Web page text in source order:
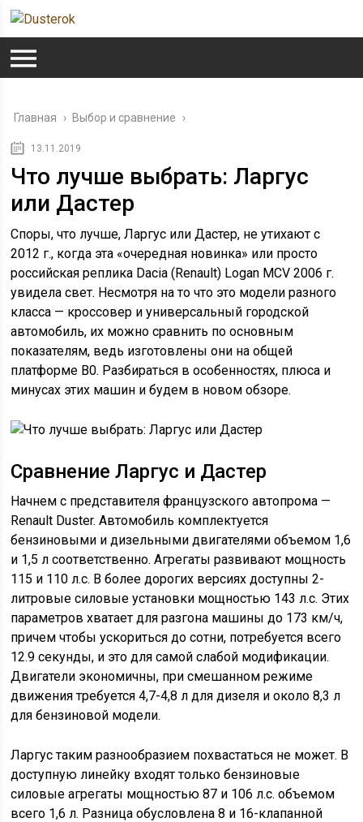
Главная › Выбор и сравнение ›
13.11.2019
Что лучше выбрать: Ларгус
или Дастер
Споры, что лучше, Ларгус или Дастер, не утихают с
2012 г., когда эта «очередная новинка» или просто
российская реплика Dacia (Renault) Logan MCV 2006 г.
увидела свет. Несмотря на то что это модели разного
класса — кроссовер и универсальный городской
автомобиль, их можно сравнить по основным
показателям, ведь изготовлены они на общей
платформе В0. Разбираться в особенностях, плюса и
минусах этих машин и будем в новом обзоре.
Сравнение Ларгус и Дастер
Начнем с представителя французского автопрома —
Renault Duster. Автомобиль комплектуется
бензиновыми и дизельными двигателями объемом 1,6
и 1,5 л соответственно. Агрегаты развивают мощность
115 и 110 л.с. В более дорогих версиях доступны 2-
литровые силовые установки мощностью 143 л.с. Этих
параметров хватает для разгона машины до 173 км/ч,
причем чтобы ускориться до сотни, потребуется всего
12.9 секунды, и это для самой слабой модификации.
Двигатели экономичны, при смешанном режиме
движения требуется 4,7-4,8 л для дизеля и около 8,3 л
для бензиновой модели.
Ларгус таким разнообразием похвастаться не может. В
доступную линейку входят только бензиновые
силовые агрегаты мощностью 87 и 106 л.с. объемом
всего 1,6 л. Разница обусловлена 8 и 16-клапанной